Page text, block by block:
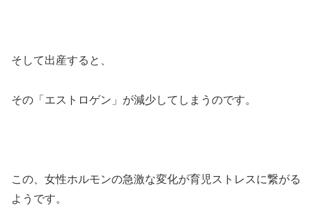
そして出産すると、
その「エストロゲン」が減少してしまうのです。
この、女性ホルモンの急激な変化が育児ストレスに繋がる
ようです。